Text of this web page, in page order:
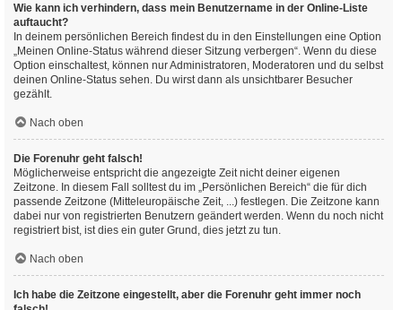
Wie kann ich verhindern, dass mein Benutzername in der Online-Liste
auftaucht?
In deinem persönlichen Bereich findest du in den Einstellungen eine Option
„Meinen Online-Status während dieser Sitzung verbergen“. Wenn du diese
Option einschaltest, können nur Administratoren, Moderatoren und du selbst
deinen Online-Status sehen. Du wirst dann als unsichtbarer Besucher
gezählt.
Nach oben
Die Forenuhr geht falsch!
Möglicherweise entspricht die angezeigte Zeit nicht deiner eigenen
Zeitzone. In diesem Fall solltest du im „Persönlichen Bereich“ die für dich
passende Zeitzone (Mitteleuropäische Zeit, ...) festlegen. Die Zeitzone kann
dabei nur von registrierten Benutzern geändert werden. Wenn du noch nicht
registriert bist, ist dies ein guter Grund, dies jetzt zu tun.
Nach oben
Ich habe die Zeitzone eingestellt, aber die Forenuhr geht immer noch